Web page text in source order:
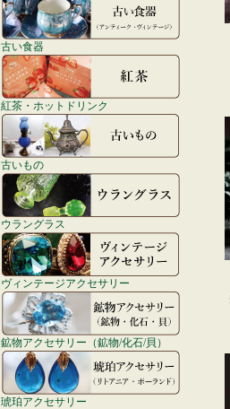
古い食器
紅茶・ホットドリンク
古いもの
ウラングラス
ヴィンテージアクセサリー
鉱物アクセサリー（鉱物/化石/貝）
琥珀アクセサリー